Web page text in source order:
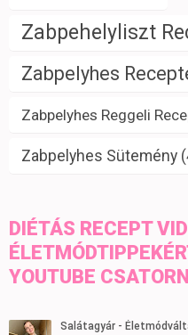
Zabpehelyliszt
Zabpelyhes
Zabpelyhes Reggeli
Zabpelyhes Sütemény
DIÉTÁS RECEPT
YOUTUBE